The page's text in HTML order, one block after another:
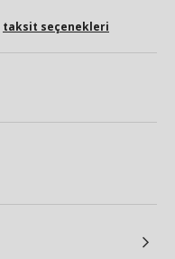
taksit seçenekleri